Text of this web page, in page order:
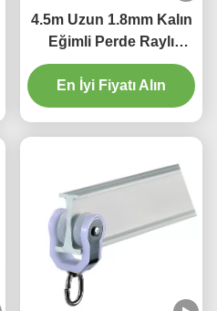
4.5m Uzun 1.8mm Kalın
Eğimli Perde Raylı
Parça Dalgalanma
Katlamalı Perde Parçası
En İyi Fiyatı Alın